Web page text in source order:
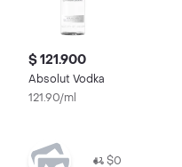
$ 121.900
Absolut Vodka
121.90/ml
$0